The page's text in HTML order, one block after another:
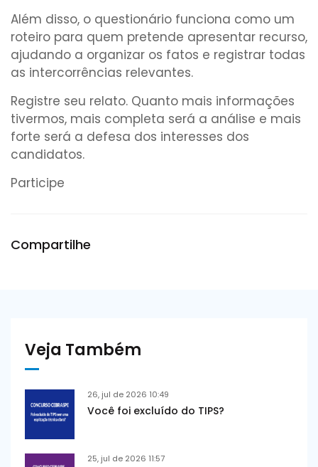
Além disso, o questionário funciona como um
roteiro para quem pretende apresentar recurso,
ajudando a organizar os fatos e registrar todas
as intercorrências relevantes.
Registre seu relato. Quanto mais informações
tivermos, mais completa será a análise e mais
forte será a defesa dos interesses dos
candidatos.
Participe
Compartilhe
Veja Também
26, jul de 2026 10:49
Você foi excluído do TIPS?
25, jul de 2026 11:57